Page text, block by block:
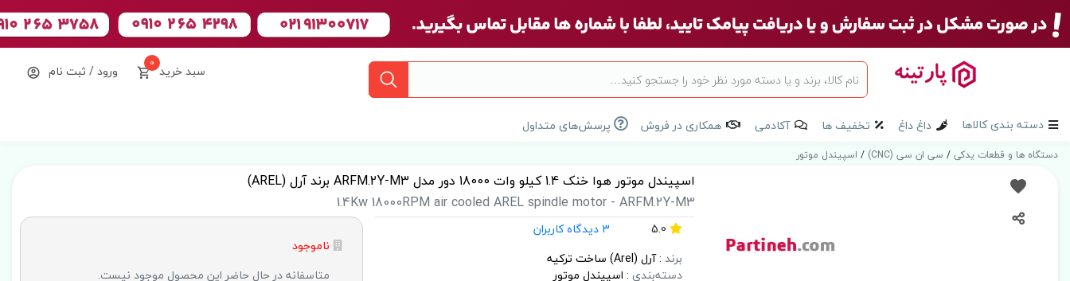
ورود / ثبت نام سبد خرید 0
دسته بندی کالاها داغ داغ تخفیف ها آکادمی همکاری در فروش پرسش‌های متداول
دستگاه ها و قطعات یدکی/ سی ان سی (CNC) / اسپیندل موتور
اسپیندل موتور هوا خنک 1.4 کیلو وات 18000 دور مدل ARFM.2Y-M3 برند آرل (AREL)
1.4Kw 18000RPM air cooled AREL spindle motor - ARFM.2Y-M3
3 دیدگاه کاربران
برند :آرل (Arel) ساخت ترکیه
دسته‌بندی : اسپیندل موتور
ناموجود
متاسفانه در حال حاضر این محصول موجود نیست.